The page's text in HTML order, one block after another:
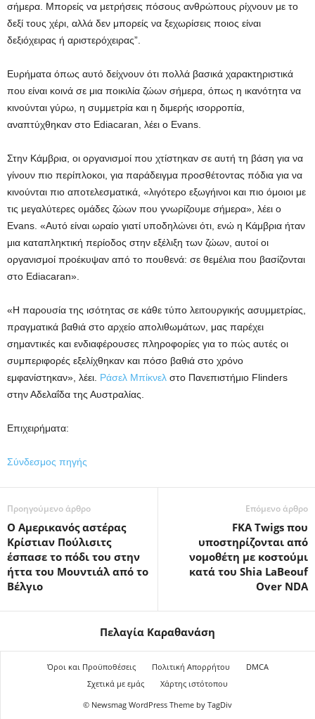
σήμερα. Μπορείς να μετρήσεις πόσους ανθρώπους ρίχνουν με το
δεξί τους χέρι, αλλά δεν μπορείς να ξεχωρίσεις ποιος είναι
δεξιόχειρας ή αριστερόχειρας”.
Ευρήματα όπως αυτό δείχνουν ότι πολλά βασικά χαρακτηριστικά
που είναι κοινά σε μια ποικιλία ζώων σήμερα, όπως η ικανότητα να
κινούνται γύρω, η συμμετρία και η διμερής ισορροπία,
αναπτύχθηκαν στο Ediacaran, λέει ο Evans.
Στην Κάμβρια, οι οργανισμοί που χτίστηκαν σε αυτή τη βάση για να
γίνουν πιο περίπλοκοι, για παράδειγμα προσθέτοντας πόδια για να
κινούνται πιο αποτελεσματικά, «λιγότερο εξωγήινοι και πιο όμοιοι με
τις μεγαλύτερες ομάδες ζώων που γνωρίζουμε σήμερα», λέει ο
Evans. «Αυτό είναι ωραίο γιατί υποδηλώνει ότι, ενώ η Κάμβρια ήταν
μια καταπληκτική περίοδος στην εξέλιξη των ζώων, αυτοί οι
οργανισμοί προέκυψαν από το πουθενά: σε θεμέλια που βασίζονται
στο Ediacaran».
«Η παρουσία της ισότητας σε κάθε τύπο λειτουργικής ασυμμετρίας,
πραγματικά βαθιά στο αρχείο απολιθωμάτων, μας παρέχει
σημαντικές και ενδιαφέρουσες πληροφορίες για το πώς αυτές οι
συμπεριφορές εξελίχθηκαν και πόσο βαθιά στο χρόνο
εμφανίστηκαν», λέει. Ράσελ Μπίκνελ στο Πανεπιστήμιο Flinders
στην Αδελαΐδα της Αυστραλίας.
Επιχειρήματα:
Σύνδεσμος πηγής
Προηγούμενο άρθρο
Ο Αμερικανός αστέρας
Κρίστιαν Πούλισιτς
έσπασε το πόδι του στην
ήττα του Μουντιάλ από το
Βέλγιο
Επόμενο άρθρο
FKA Twigs που
υποστηρίζονται από
νομοθέτη με κοστούμι
κατά του Shia LaBeouf
Over NDA
Πελαγία Καραθανάση
Όροι και Προϋποθέσεις Πολιτική Απορρήτου
DMCA
Σχετικά με εμάς
Χάρτης ιστότοπου
© Newsmag WordPress Theme by TagDiv